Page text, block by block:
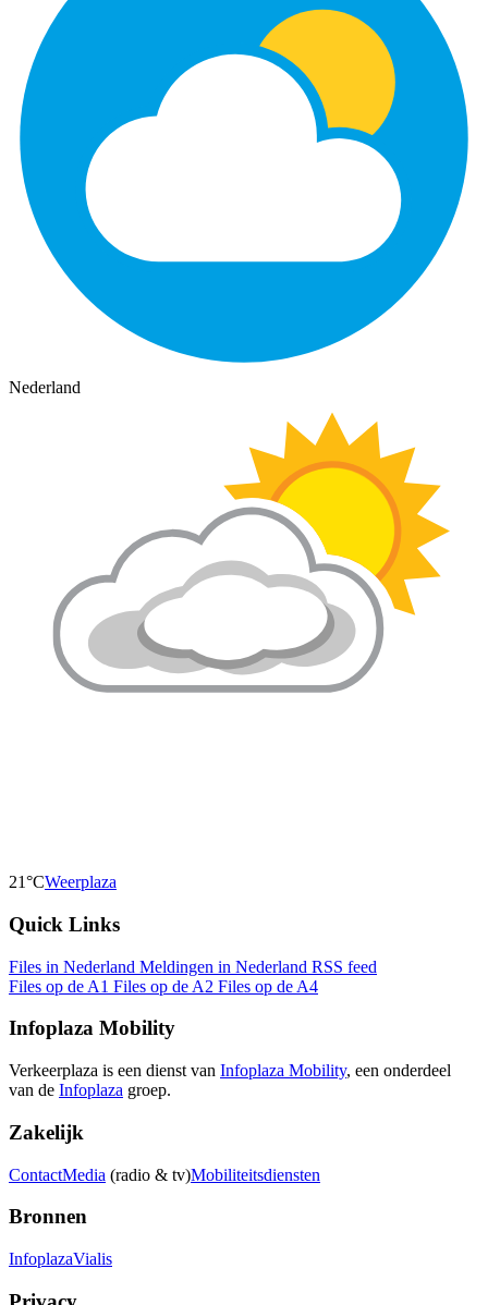
Nederland
21°CWeerplaza
Quick Links
Files in Nederland Meldingen in Nederland RSS feed
Files op de A1 Files op de A2 Files op de A4
Infoplaza Mobility
Verkeerplaza is een dienst van Infoplaza Mobility, een onderdeel
van de Infoplaza groep.
Zakelijk
ContactMedia (radio & tv)Mobiliteitsdiensten
Bronnen
InfoplazaVialis